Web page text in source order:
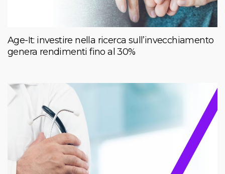
Age-It: investire nella ricerca sull’invecchiamento
genera rendimenti fino al 30%